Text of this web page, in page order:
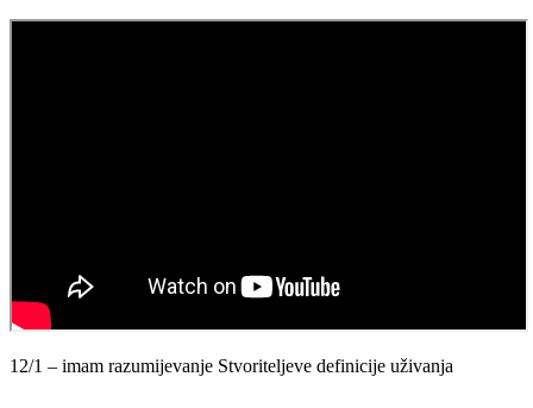
12/1 – imam razumijevanje Stvoriteljeve definicije uživanja